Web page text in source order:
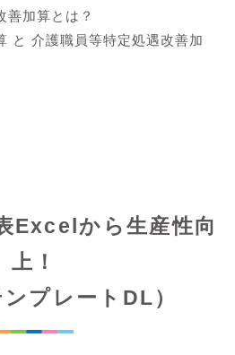
善加算とは？
と 介護職員等特定処遇改善加
Excelから生産性向
上！
ンプレートDL）